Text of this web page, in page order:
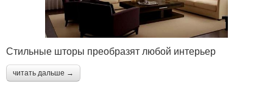
Стильные шторы преобразят любой интерьер
читать дальше →